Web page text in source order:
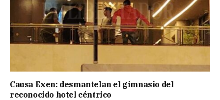
Causa Exen: desmantelan el gimnasio del
reconocido hotel céntrico